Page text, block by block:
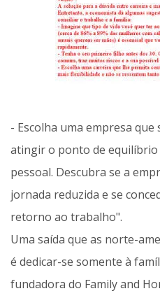
- Escolha uma empresa
atingir o ponto de
pessoal. Descubra se a
jornada reduzida e se
retorno ao trabalho".
Uma saída que as norte-
é dedicar-se somente à
fundadora do Family and